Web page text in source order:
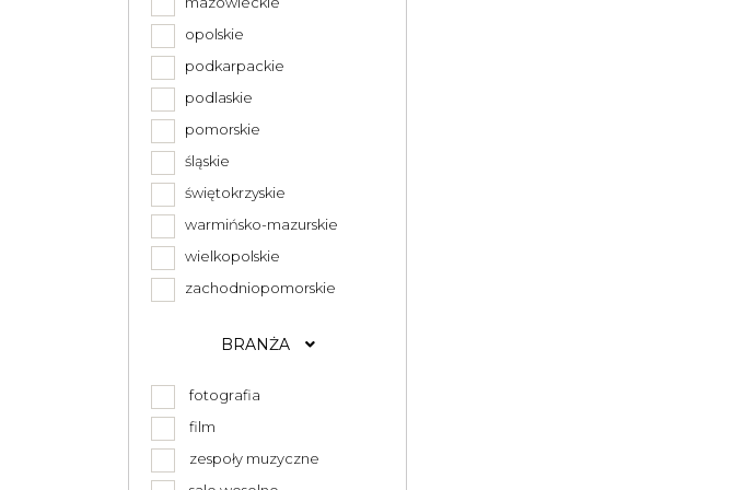
opolskie
podkarpackie
podlaskie
pomorskie
śląskie
świętokrzyskie
warmińsko-mazurskie
wielkopolskie
zachodniopomorskie
BRANŻA
fotografia
film
zespoły muzyczne